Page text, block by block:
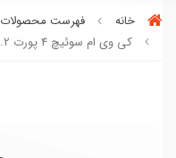
خانه
فهرست محصولات
کی وی ام سوئیچ 4 پورت DisplayPort 1.2 کیفیت 4K با اشتراک گذاری USB لیمستون